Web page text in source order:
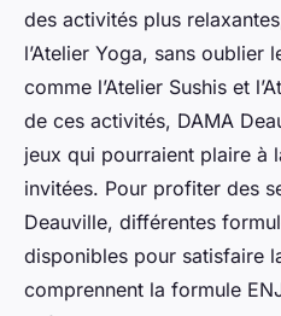
des activités plus
l’Atelier Yoga, sans oublier
comme l’Atelier Sushis et
de ces activités, DAMA
jeux qui pourraient plaire à
invitées. Pour profiter des
Deauville, différentes
disponibles pour satisfaire
comprennent la formule